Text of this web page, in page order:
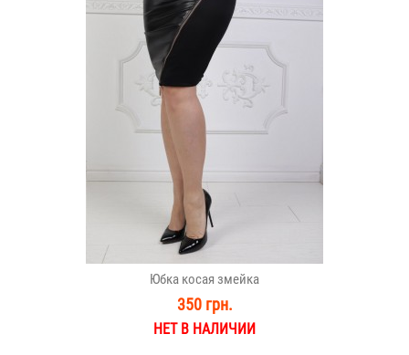
Юбка косая змейка
350 грн.
НЕТ В НАЛИЧИИ